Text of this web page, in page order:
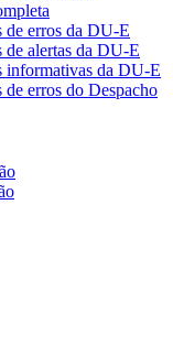
de erros da DU-E
de alertas da DU-E
informativas da DU-E
de erros do Despacho